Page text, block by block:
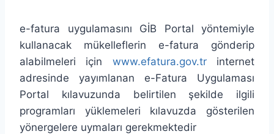
e-fatura uygulamasını GİB Portal yöntemiyle
kullanacak mükelleflerin e-fatura gönderip
alabilmeleri için www.efatura.gov.trinternet
adresinde yayımlanan e-Fatura Uygulaması
Portal kılavuzunda belirtilen şekilde ilgili
programları yüklemeleri kılavuzda gösterilen
yönergelere uymaları gerekmektedir